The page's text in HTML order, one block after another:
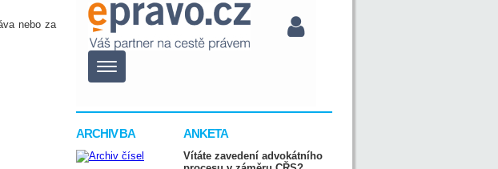
ARCHIV BA ANKETA
Vítáte zavedení advokátního
nebo za